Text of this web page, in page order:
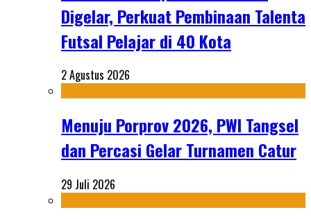
Digelar, Perkuat Pembinaan Talenta
Futsal Pelajar di 40 Kota
2 Agustus 2026
Menuju Porprov 2026, PWI Tangsel
dan Percasi Gelar Turnamen Catur
29 Juli 2026